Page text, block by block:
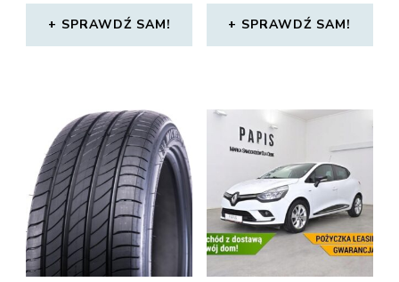
SPRAWDŹ SAM! SPRAWDŹ SAM!